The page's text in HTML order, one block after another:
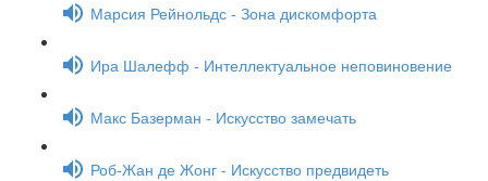
Марсия Рейнольдс - Зона дискомфорта
Ира Шалефф - Интеллектуальное неповиновение
Макс Базерман - Искусство замечать
Роб-Жан де Жонг - Искусство предвидеть